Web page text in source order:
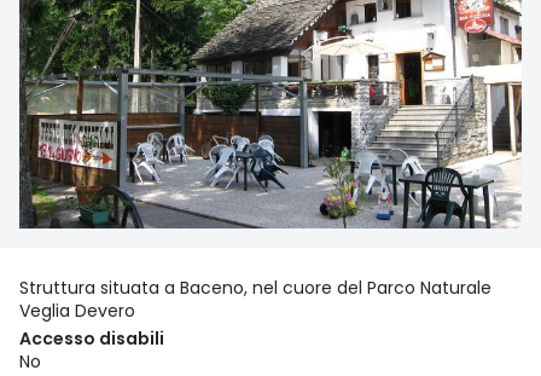
Struttura situata a Baceno, nel cuore del Parco Naturale
Veglia Devero
Accesso disabili
No